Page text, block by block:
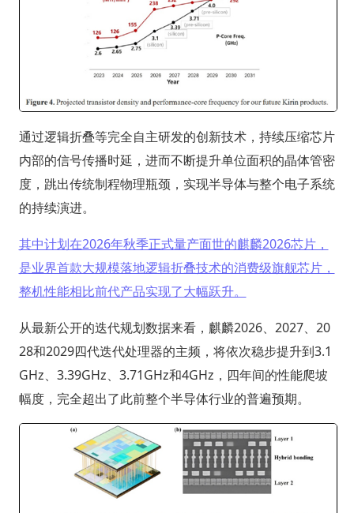
通过逻辑折叠等完全自主研发的创新技术，持续压缩芯片
内部的信号传播时延，进而不断提升单位面积的晶体管密
度，跳出传统制程物理瓶颈，实现半导体与整个电子系统
的持续演进。
其中计划在2026年秋季正式量产面世的麒麟2026芯片，
是业界首款大规模落地逻辑折叠技术的消费级旗舰芯片，
整机性能相比前代产品实现了大幅跃升。
从最新公开的迭代规划数据来看，麒麟2026、2027、20
28和2029四代迭代处理器的主频，将依次稳步提升到3.1
GHz、3.39GHz、3.71GHz和4GHz，四年间的性能爬坡
幅度，完全超出了此前整个半导体行业的普遍预期。